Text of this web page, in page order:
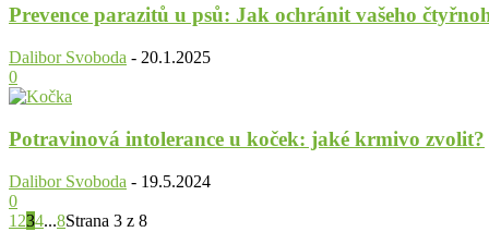
Prevence parazitů u psů: Jak ochránit vašeho
Dalibor Svoboda - 20.1.2025
0
Potravinová intolerance u koček: jaké krmivo zvolit?
Dalibor Svoboda - 19.5.2024
0
1 234...8Strana 3 z 8